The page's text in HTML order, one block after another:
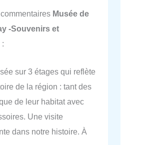
Musée de
-Souvenirs et
:
sur 3 étages qui reflète
de la région : tant des
de leur habitat avec
Une visite
dans notre histoire. À